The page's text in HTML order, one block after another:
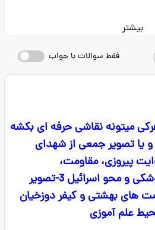
بیشتر
فقط سوالات با جواب
میتونه نقاشی حرفه ای بکشه
و یا تصویر جمعی از شهدای
ایران اسلامی 2-روایت پیروزی، مقاومت،
استکبارستیزی، اقتدار موشکی و محو اسرائیل 3-تصویر
های بهشتی و کیفر دوزخیان